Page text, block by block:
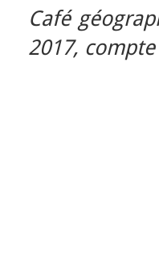
Café
2017,